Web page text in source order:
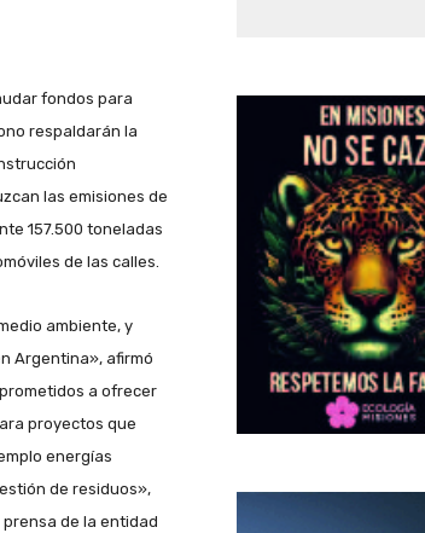
fondos para
respaldarán la
las emisiones de
157.500 toneladas
de las calles.
ambiente, y
Argentina», afirmó
a ofrecer
proyectos que
energías
de residuos»,
de la entidad